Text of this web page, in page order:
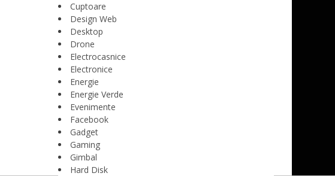
Cuptoare
Design Web
Desktop
Drone
Electrocasnice
Electronice
Energie
Energie Verde
Evenimente
Facebook
Gadget
Gaming
Gimbal
Hard Disk